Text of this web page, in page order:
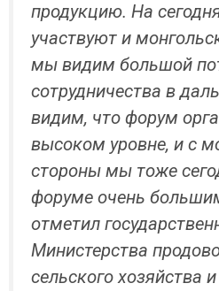
продукцию. На
участвуют и
мы видим большой
сотрудничества в
видим, что форум
высоком уровне, и с
стороны мы тоже
форуме очень
отметил
Министерства
сельского хозяйства